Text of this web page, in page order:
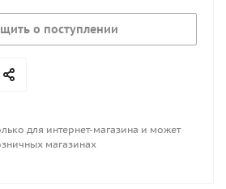
о поступлении
для интернет-магазина и может
магазинах